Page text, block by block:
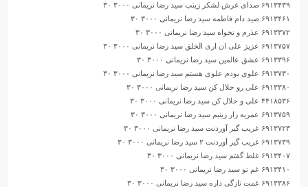
۶۹۱۳۴۳۹ صدای غرش لشکر زینب سید رضا نریمانی ۳۰۰۰ ۳۰
۶۹۱۳۴۶۱ صید دام فاطمه سید رضا نریمانی ۳۰۰۰ ۳۰
۶۹۱۳۳۷۲ عذرم و نخواه سید رضا نریمانی ۳۰۰۰ ۳۰
۶۹۱۳۷۵۷ عزیز علی ان اری الخلق سید رضا نریمانی ۳۰۰۰ ۳۰
۶۹۱۳۳۹۶ عشق عالمین سید رضا نریمانی ۳۰۰۰ ۳۰
۶۹۱۳۷۳۰ علوی بودم علوی هستم سید رضا نریمانی ۳۰۰۰ ۳۰
۶۹۱۳۳۸۰ علی رو حلال کن سید رضا نریمانی ۳۰۰۰ ۳۰
۴۴۱۸۵۳۶ علی و حلال کن سید رضا نریمانی ۳۰۰۰ ۳۰
۶۹۱۳۷۵۹ عمریه زار زینبم سید رضا نریمانی ۳۰۰۰ ۳۰
۶۹۱۳۷۲۳ غریب گیر آوردنت سید رضا نریمانی ۳۰۰۰ ۳۰
۶۹۱۳۷۳۹ غریب گیر آوردنت ۲ سید رضا نریمانی ۳۰۰۰ ۳۰
۶۹۱۳۴۰۷ غلط گفتم سید رضا نریمانی ۳۰۰۰ ۳۰
۶۹۱۳۴۱۰ غم تو سید رضا نریمانی ۳۰۰۰ ۳۰
۶۹۱۳۳۸۶ غمت تازگی داره سید رضا نریمانی ۳۰۰۰ ۳۰